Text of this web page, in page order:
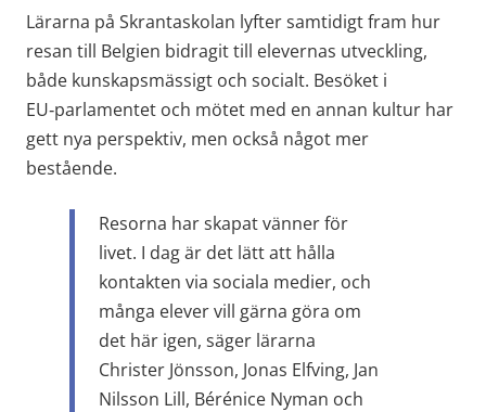
Lärarna på Skrantaskolan lyfter samtidigt fram hur
resan till Belgien bidragit till elevernas utveckling,
både kunskapsmässigt och socialt. Besöket i
EU‑parlamentet och mötet med en annan kultur har
gett nya perspektiv, men också något mer
bestående.
Resorna har skapat vänner för
livet. I dag är det lätt att hålla
kontakten via sociala medier, och
många elever vill gärna göra om
det här igen, säger lärarna
Christer Jönsson, Jonas Elfving, Jan
Nilsson Lill, Bérénice Nyman och